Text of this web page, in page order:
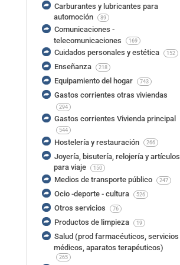
Carburantes y lubricantes para
automoción
89
Comunicaciones -
telecomunicaciones
169
Cuidados personales y estética 152
Enseñanza 218
Equipamiento del hogar 743
Gastos corrientes otras viviendas
294
Gastos corrientes Vivienda principal
544
Hostelería y restauración 266
Joyería, bisutería, relojería y artículos
para viaje
150
Medios de transporte público 247
Ocio -deporte - cultura 526
Otros servicios 76
Productos de limpieza 19
Salud (prod farmacéuticos, servicios
médicos, aparatos terapéuticos)
265